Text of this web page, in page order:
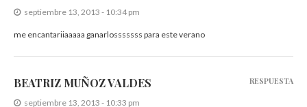
septiembre 13, 2013 - 10:34 pm
me encantariiaaaaa ganarlosssssss para este verano
BEATRIZ MUÑOZ VALDES
septiembre 13, 2013 - 10:33 pm
RESPUESTA